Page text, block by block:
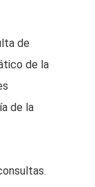
de
de la
de la